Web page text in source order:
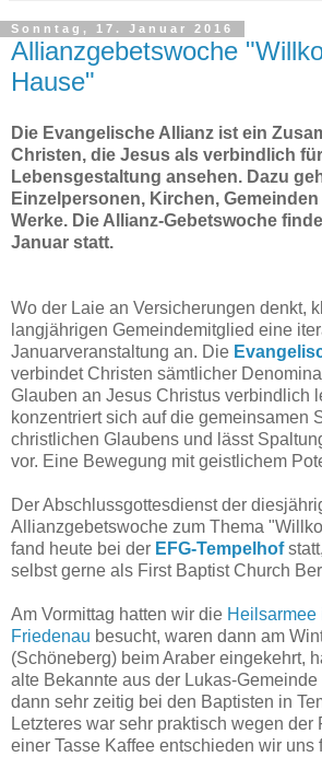
Sonntag, 17. Januar 2016
Allianzgebetswoche
Hause"
Die Evangelische Allianz ist ein
Christen, die Jesus als verbindlich
Lebensgestaltung ansehen. Dazu
Einzelpersonen, Kirchen,
Werke. Die Allianz-Gebetswoche
Januar statt.
Wo der Laie an Versicherungen denkt,
langjährigen Gemeindemitglied eine
Januarveranstaltung an. Die
verbindet Christen sämtlicher
Glauben an Jesus Christus verbindlich
konzentriert sich auf die gemeinsamen
christlichen Glaubens und lässt
vor. Eine Bewegung mit geistlichem
Der Abschlussgottesdienst der
Allianzgebetswoche zum Thema
fand heute bei der EFG-Tempelhof
selbst gerne als First Baptist Church
Am Vormittag hatten wir die Heilsarmee
Friedenau besucht, waren dann am
(Schöneberg) beim Araber eingekehrt,
alte Bekannte aus der Lukas-
dann sehr zeitig bei den Baptisten in
Letzteres war sehr praktisch wegen der
einer Tasse Kaffee entschieden wir uns